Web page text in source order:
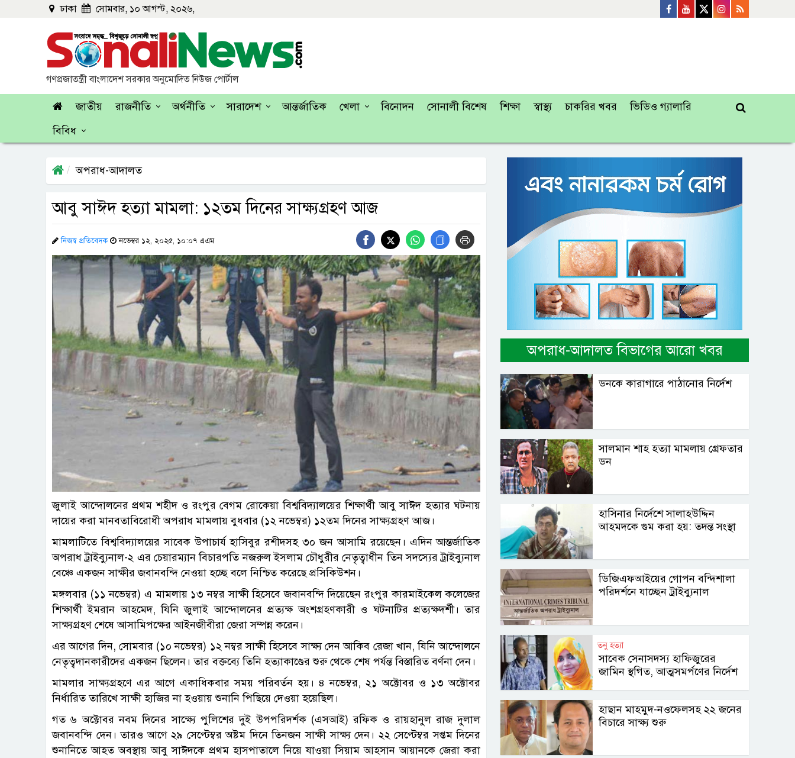
ঢাকা সোমবার, ১০ আগস্ট, ২০২৬,
গণপ্রজাতন্ত্রী বাংলাদেশ সরকার অনুমোদিত নিউজ পোর্টাল
জাতীয় রাজনীতি অর্থনীতি সারাদেশ আন্তর্জাতিক খেলা বিনোদন সোনালী বিশেষ শিক্ষা স্বাস্থ্য চাকরির খবর
ভিডিও গ্যালারি
বিবিধ
অপরাধ-আদালত
আবু সাঈদ হত্যা মামলা: ১২তম দিনের সাক্ষ্যগ্রহণ আজ
নিজস্ব প্রতিবেদক নভেম্বর ১২, ২০২৫, ১০:০৭ এএম
জুলাই আন্দোলনের প্রথম শহীদ ও রংপুর বেগম রোকেয়া বিশ্ববিদ্যালয়ের শিক্ষার্থী আবু সাঈদ হত্যার ঘটনায়
দায়ের করা মানবতাবিরোধী অপরাধ মামলায় বুধবার (১২ নভেম্বর) ১২তম দিনের সাক্ষ্যগ্রহণ আজ।
মামলাটিতে বিশ্ববিদ্যালয়ের সাবেক উপাচার্য হাসিবুর রশীদসহ ৩০ জন আসামি রয়েছেন। এদিন আন্তর্জাতিক
অপরাধ ট্রাইব্যুনাল-২ এর চেয়ারম্যান বিচারপতি নজরুল ইসলাম চৌধুরীর নেতৃত্বাধীন তিন সদস্যের ট্রাইব্যুনাল
বেঞ্চে একজন সাক্ষীর জবানবন্দি নেওয়া হচ্ছে বলে নিশ্চিত করেছে প্রসিকিউশন।
মঙ্গলবার (১১ নভেম্বর) এ মামলায় ১৩ নম্বর সাক্ষী হিসেবে জবানবন্দি দিয়েছেন রংপুর কারমাইকেল কলেজের
শিক্ষার্থী ইমরান আহমেদ, যিনি জুলাই আন্দোলনের প্রত্যক্ষ অংশগ্রহণকারী ও ঘটনাটির প্রত্যক্ষদর্শী। তার
সাক্ষ্যগ্রহণ শেষে আসামিপক্ষের আইনজীবীরা জেরা সম্পন্ন করেন।
এর আগের দিন, সোমবার (১০ নভেম্বর) ১২ নম্বর সাক্ষী হিসেবে সাক্ষ্য দেন আকিব রেজা খান, যিনি আন্দোলনে
নেতৃত্বদানকারীদের একজন ছিলেন। তার বক্তব্যে তিনি হত্যাকাণ্ডের শুরু থেকে শেষ পর্যন্ত বিস্তারিত বর্ণনা দেন।
মামলার সাক্ষ্যগ্রহণে এর আগে একাধিকবার সময় পরিবর্তন হয়। ৪ নভেম্বর, ২১ অক্টোবর ও ১৩ অক্টোবর
নির্ধারিত তারিখে সাক্ষী হাজির না হওয়ায় শুনানি পিছিয়ে দেওয়া হয়েছিল।
গত ৬ অক্টোবর নবম দিনের সাক্ষ্যে পুলিশের দুই উপপরিদর্শক (এসআই) রফিক ও রায়হানুল রাজ দুলাল
জবানবন্দি দেন। তারও আগে ২৯ সেপ্টেম্বর অষ্টম দিনে তিনজন সাক্ষী সাক্ষ্য দেন। ২২ সেপ্টেম্বর সপ্তম দিনের
শুনানিতে আহত অবস্থায় আবু সাঈদকে প্রথম হাসপাতালে নিয়ে যাওয়া সিয়াম আহসান আয়ানকে জেরা করা
অপরাধ-আদালত বিভাগের আরো খবর
ডনকে কারাগারে পাঠানোর নির্দেশ
সালমান শাহ হত্যা মামলায় গ্রেফতার
ডন
হাসিনার নির্দেশে সালাহউদ্দিন
আহমদকে গুম করা হয়: তদন্ত সংস্থা
ডিজিএফআইয়ের গোপন বন্দিশালা
পরিদর্শনে যাচ্ছেন ট্রাইব্যুনাল
তনু হত্যা
সাবেক সেনাসদস্য হাফিজুরের
জামিন স্থগিত, আত্মসমর্পণের নির্দেশ
হাছান মাহমুদ-নওফেলসহ ২২ জনের
বিচারে সাক্ষ্য শুরু